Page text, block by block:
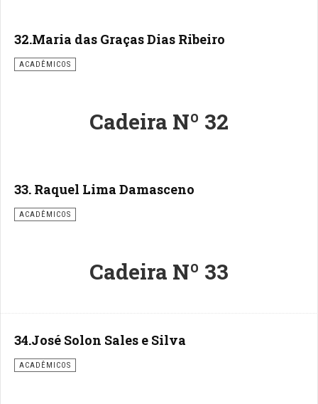
32.Maria das Graças Dias Ribeiro
ACADÊMICOS
Cadeira Nº 32
33. Raquel Lima Damasceno
ACADÊMICOS
Cadeira Nº 33
34.José Solon Sales e Silva
ACADÊMICOS